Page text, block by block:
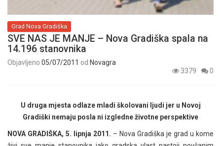
Grad Nova Gradiška
SVE NAS JE MANJE – Nova Gradiška spala na
14.196 stanovnika
Objavljeno 05/07/2011 od Novagra
3379
0
U druga mjesta odlaze mladi školovani ljudi jer u Novoj
Gradiški nemaju posla ni izgledne životne perspektive
NOVA GRADIŠKA, 5. lipnja 2011. – Nova Gradiška je grad u kome